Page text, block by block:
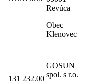
Revúca
Obec
Klenovec
131 232,00
GOSUN
spol. s r.o.